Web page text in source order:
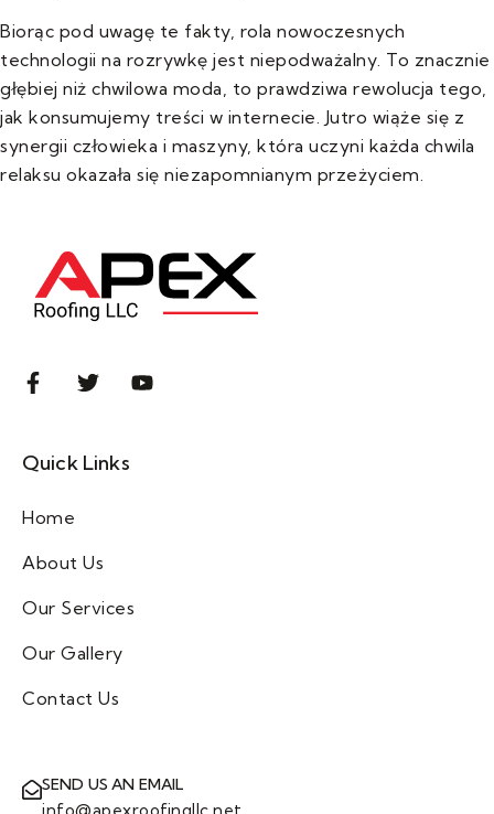
Biorąc pod uwagę te fakty, rola nowoczesnych
technologii na rozrywkę jest niepodważalny. To znacznie
głębiej niż chwilowa moda, to prawdziwa rewolucja tego,
jak konsumujemy treści w internecie. Jutro wiąże się z
synergii człowieka i maszyny, która uczyni każda chwila
relaksu okazała się niezapomnianym przeżyciem.
Quick Links
Home
About Us
Our Services
Our Gallery
Contact Us
SEND US AN EMAIL